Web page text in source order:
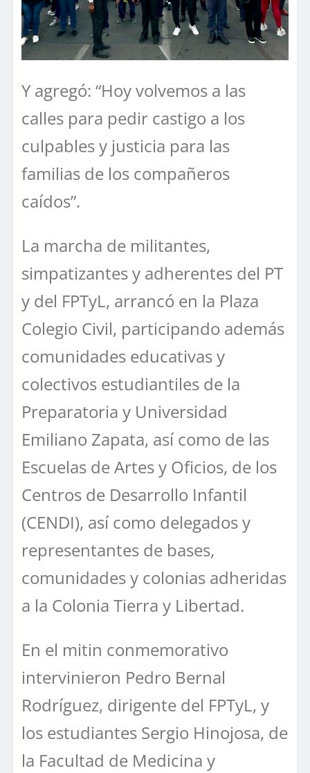
Y agregó: “Hoy volvemos a las
calles para pedir castigo a los
culpables y justicia para las
familias de los compañeros
caídos”.
La marcha de militantes,
simpatizantes y adherentes del PT
y del FPTyL, arrancó en la Plaza
Colegio Civil, participando además
comunidades educativas y
colectivos estudiantiles de la
Preparatoria y Universidad
Emiliano Zapata, así como de las
Escuelas de Artes y Oficios, de los
Centros de Desarrollo Infantil
(CENDI), así como delegados y
representantes de bases,
comunidades y colonias adheridas
a la Colonia Tierra y Libertad.
En el mitin conmemorativo
intervinieron Pedro Bernal
Rodríguez, dirigente del FPTyL, y
los estudiantes Sergio Hinojosa, de
la Facultad de Medicina y